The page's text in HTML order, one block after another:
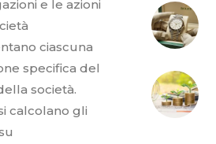
e le azioni
ciascuna
specifica del
società.
calcolano gli